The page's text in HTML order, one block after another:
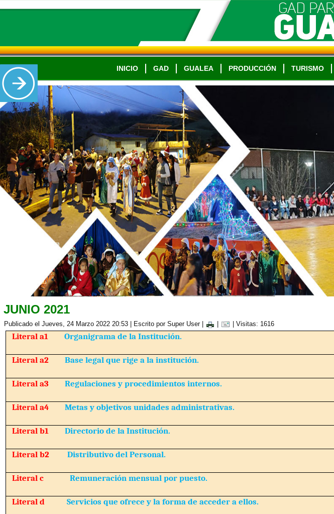
INICIO GAD GUALEA PRODUCCIÓN TURISMO
JUNIO 2021
Publicado el Jueves, 24 Marzo 2022 20:53 Escrito por Super User| | Visitas: 1616
Literal a1Organigrama de la Institución.
Literal a2Base legal que rige a la institución.
Literal a3Regulaciones y procedimientos internos.
Literal a4Metas y objetivos unidades administrativas.
Literal b1Directorio de la Institución.
Literal b2Distributivo del Personal.
Literal c Remuneración mensual por puesto.
Literal dServicios que ofrece y la forma de acceder a ellos.